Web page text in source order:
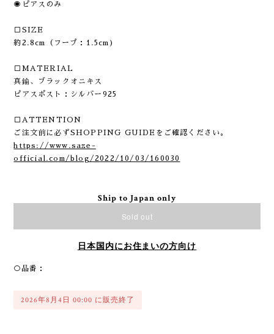
◉ピアスのみ
□SIZE
約2.8cm（フープ：1.5cm)
□MATERIAL
真鍮、ブラックオニキス
ピアスポスト：シルバー925
□ATTENTION
ご注文前に必ずSHOPPING GUIDEをご確認ください。
https://www.saze-
official.com/blog/2022/10/03/160030
Ship to Japan only
Sold out
日本国内にお住まいの方向け
○品番：
2026年8月4日 00:00 に販売終了